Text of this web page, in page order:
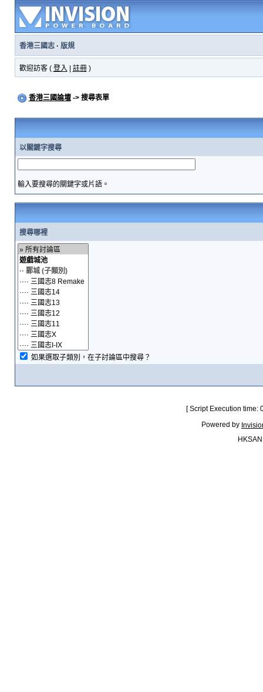
香港三國志· 版規
歡迎訪客 ( 登入 註冊)
香港三國論壇-> 搜尋表單
以關鍵字搜尋
輸入要搜尋的關鍵字或片語。
搜尋哪裡
如果選取子類別，在子討論區中搜尋？
[ Script Execution
Powered by